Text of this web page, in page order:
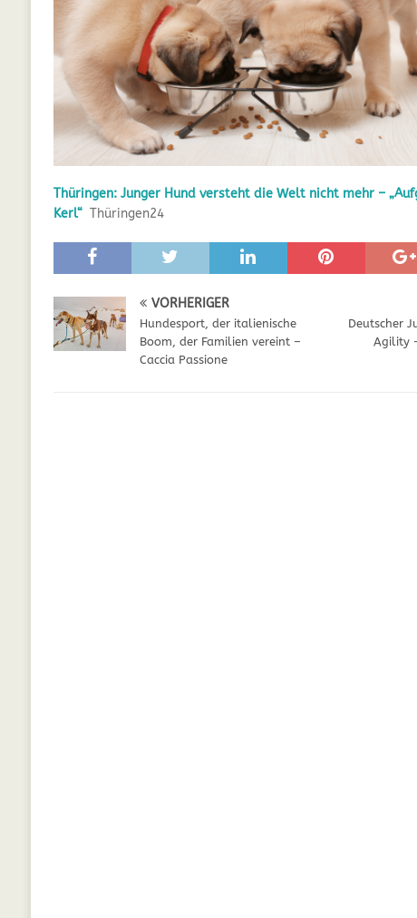
[ Juli 6, 2025 ] Züchtung im Kreis Gütersloh
WELPEN
[ Juli 6, 2025 ] Studie zeigt: Gassigehen
[ Juli 5, 2025 ] Leben mit Tieren: Hunde und
GESUNDHEIT
[ Juli 5, 2025 ] Der Wössinger Hundeverein
[ Juli 5, 2025 ] Unter Kritik: Prinzessin Kate
[ September 29, 2021 ] Kalzium für Hunde –
Thüringen: Junger Hund versteht die Welt nicht mehr –
Kerl“ Thüringen24
VORHERIGER
Hundesport, der italienische
Boom, der Familien vereint –
Caccia Passione
Deutscher
Agility